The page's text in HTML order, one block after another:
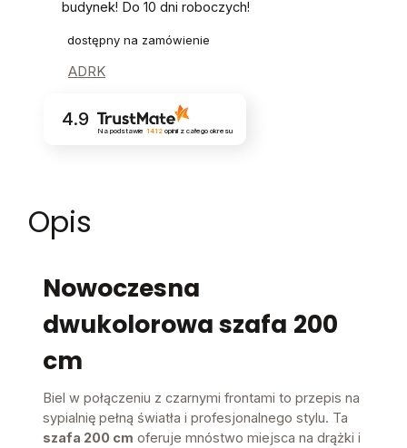
budynek! Do 10 dni roboczych!
dostępny na zamówienie
ADRK
4.9
Na podstawie 1412opinii z całego okresu
Opis
Nowoczesna
dwukolorowa szafa 200
cm
Biel w połączeniu z czarnymi frontami to przepis na
sypialnię pełną światła i profesjonalnego stylu. Ta
szafa 200 cm oferuje mnóstwo miejsca na drążki i